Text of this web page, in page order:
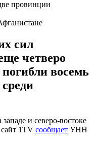
сил
четверо
восемь
и северо-востоке
1TV сообщает УНН